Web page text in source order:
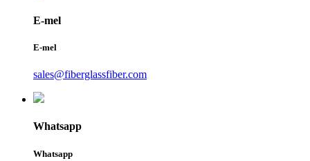
E-mel
E-mel
sales@fiberglassfiber.com
Whatsapp
Whatsapp